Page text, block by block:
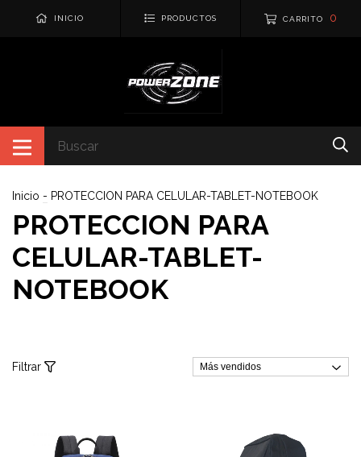
INICIO PRODUCTOS CARRITO 0
Inicio - PROTECCION PARA CELULAR-TABLET-NOTEBOOK
PROTECCION PARA
CELULAR-TABLET-
NOTEBOOK
Filtrar